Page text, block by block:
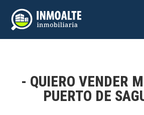
- QUIERO VENDER
PUERTO DE